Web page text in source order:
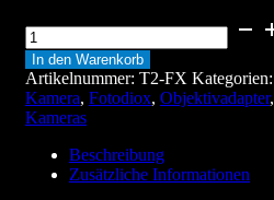
Adapter
T/T2
an
Fuji
X
Menge
In den Warenkorb
Artikelnummer: T2-FX Kategorien:
Kamera, Fotodiox, Objektivadapter,
Kameras
Beschreibung
Zusätzliche Informationen